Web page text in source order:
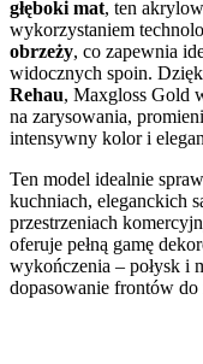
głęboki mat, ten
wykorzystaniem
obrzeży, co zapewnia
widocznych spoin.
Rehau, Maxgloss Gold
na zarysowania,
intensywny kolor i
Ten model idealnie
kuchniach, eleganckich
przestrzeniach
oferuje pełną gamę
wykończenia – połysk i
dopasowanie frontów